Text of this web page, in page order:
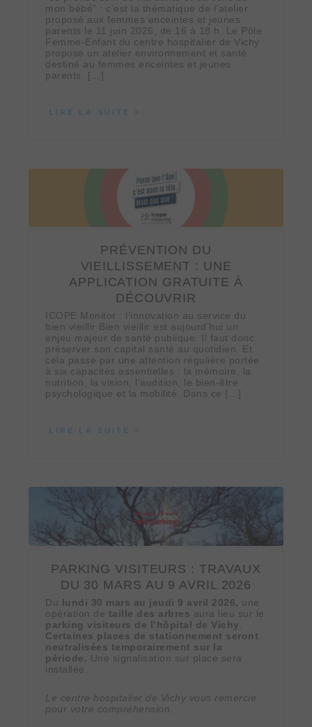
mon bébé” : c’est la thématique de l’atelier
proposé aux femmes enceintes et jeunes
parents le 11 juin 2026, de 16 à 18 h. Le Pôle
Femme-Enfant du centre hospitalier de Vichy
propose un atelier environnement et santé
destiné au femmes enceintes et jeunes
parents. […]
LIRE LA SUITE
PRÉVENTION DU
VIEILLISSEMENT : UNE
APPLICATION GRATUITE À
DÉCOUVRIR
ICOPE Monitor : l’innovation au service du
bien vieillir Bien vieillir est aujourd’hui un
enjeu majeur de santé publique. Il faut donc
préserver son capital santé au quotidien. Et
cela passe par une attention régulière portée
à six capacités essentielles : la mémoire, la
nutrition, la vision, l’audition, le bien-être
psychologique et la mobilité. Dans ce […]
LIRE LA SUITE
PARKING VISITEURS : TRAVAUX
DU 30 MARS AU 9 AVRIL 2026
Du lundi 30 mars au jeudi 9 avril 2026, une
opération de taille des arbres aura lieu sur le
parking visiteurs de l’hôpital de Vichy
Certaines places de stationnement seront
neutralisées temporairement sur la
période. Une signalisation sur place sera
installée.
Le centre hospitalier de Vichy vous remercie
pour votre compréhension.